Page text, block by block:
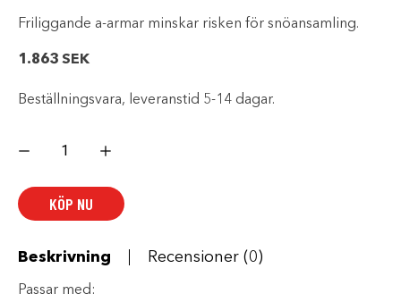
Friliggande a-armar minskar risken för snöansamling.
1.863 SEK
Beställningsvara, leveranstid 5-14 dagar.
BUKSKYDD
KÖP NU
Beskrivning Recensioner (0)
Passar med: